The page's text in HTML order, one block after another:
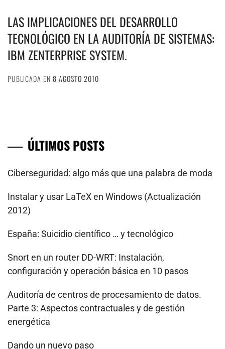
LAS IMPLICACIONES DEL DESARROLLO
TECNOLÓGICO EN LA AUDITORÍA DE SISTEMAS:
IBM ZENTERPRISE SYSTEM.
PUBLICADA EN 8 AGOSTO 2010
ÚLTIMOS POSTS
Ciberseguridad: algo más que una palabra de moda
Instalar y usar LaTeX en Windows (Actualización
2012)
España: Suicidio científico … y tecnológico
Snort en un router DD-WRT: Instalación,
configuración y operación básica en 10 pasos
Auditoría de centros de procesamiento de datos.
Parte 3: Aspectos contractuales y de gestión
energética
Dando un nuevo paso